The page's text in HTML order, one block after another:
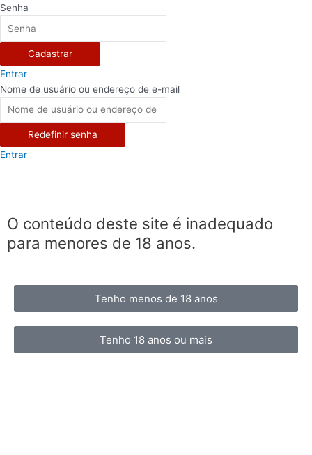
Senha
Cadastrar
Entrar
Nome de usuário ou endereço de e-mail
Redefinir senha
Entrar
O conteúdo deste site é inadequado
para menores de 18 anos.
Tenho menos de 18 anos
Tenho 18 anos ou mais